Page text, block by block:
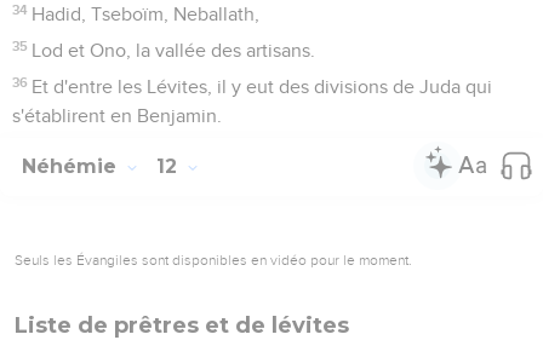
34 Hadid, Tseboïm, Neballath,
35 Lod et Ono, la vallée des artisans.
36 Et d'entre les Lévites, il y eut des divisions de Juda qui
s'établirent en Benjamin.
Néhémie 12
Seuls les Évangiles sont disponibles en vidéo pour le moment.
Liste de prêtres et de lévites